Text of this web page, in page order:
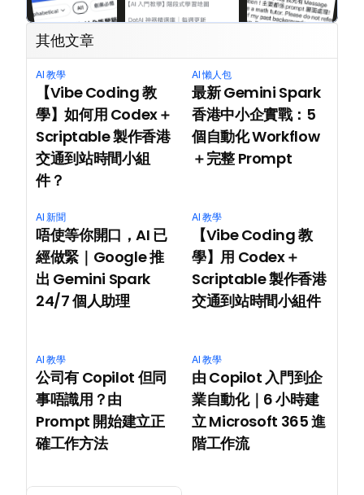
其他文章
AI 教學
【Vibe Coding 教
學】如何用 Codex＋
Scriptable 製作香港
交通到站時間小組
件？
AI 懶人包
最新 Gemini Spark
香港中小企實戰：5
個自動化 Workflow
＋完整 Prompt
AI 新聞
唔使等你開口，AI 已
經做緊｜Google 推
出 Gemini Spark
24/7 個人助理
AI 教學
【Vibe Coding 教
學】用 Codex＋
Scriptable 製作香港
交通到站時間小組件
AI 教學
公司有 Copilot 但同
事唔識用？由
Prompt 開始建立正
確工作方法
AI 教學
由 Copilot 入門到企
業自動化｜6 小時建
立 Microsoft 365 進
階工作流